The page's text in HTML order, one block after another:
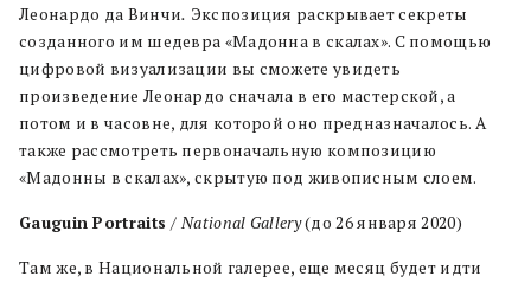
Леонардо да Винчи. Экспозиция раскрывает секреты
созданного им шедевра «Мадонна в скалах». С помощью
цифровой визуализации вы сможете увидеть
произведение Леонардо сначала в его мастерской, а
потом и в часовне, для которой оно предназначалось. А
также рассмотреть первоначальную композицию
«Мадонны в скалах», скрытую под живописным слоем.
Gauguin Portraits/National Gallery(до 26 января 2020)
Там же, в Национальной галерее, еще месяц будет идти